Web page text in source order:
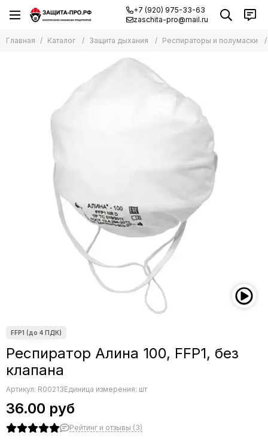
+7 (920) 975-33-63
zaschita-pro@mail.ru
Главная Каталог Защита дыхания Респираторы и полумаски
Респиратор Алина 100, FFP1, без
клапана
Артикул: R00213Единица измерения: шт
36.00 руб
Рейтинг и отзывы (3)